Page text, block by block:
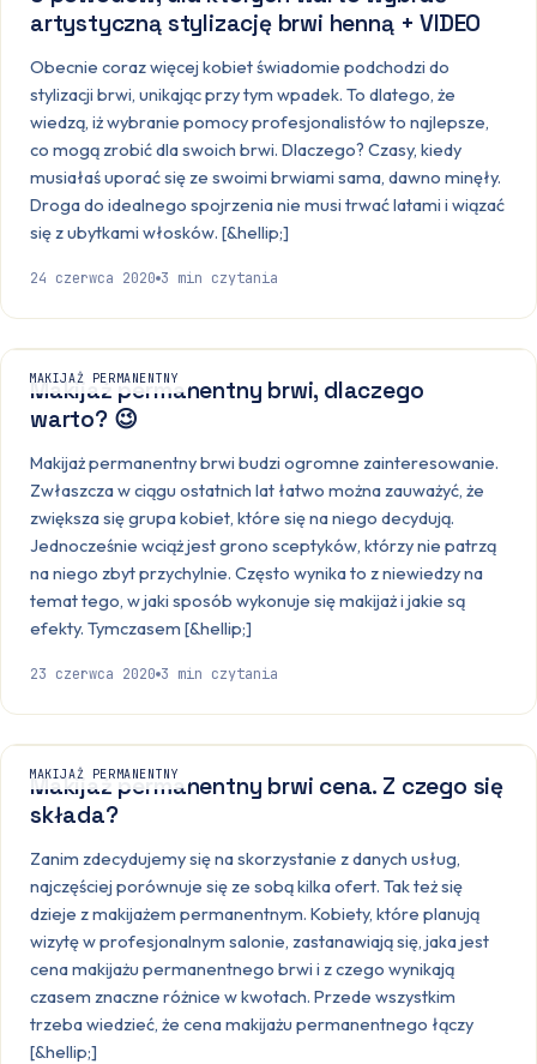
artystyczną stylizację brwi henną + VIDEO
Obecnie coraz więcej kobiet świadomie podchodzi do
stylizacji brwi, unikając przy tym wpadek. To dlatego, że
wiedzą, iż wybranie pomocy profesjonalistów to najlepsze,
co mogą zrobić dla swoich brwi. Dlaczego? Czasy, kiedy
musiałaś uporać się ze swoimi brwiami sama, dawno minęły.
Droga do idealnego spojrzenia nie musi trwać latami i wiązać
się z ubytkami włosków. [&hellip;]
24 czerwca 2020 3 min czytania
MAKIJAŻ PERMANENTNY
Makijaż permanentny brwi, dlaczego
warto? 😉
Makijaż permanentny brwi budzi ogromne zainteresowanie.
Zwłaszcza w ciągu ostatnich lat łatwo można zauważyć, że
zwiększa się grupa kobiet, które się na niego decydują.
Jednocześnie wciąż jest grono sceptyków, którzy nie patrzą
na niego zbyt przychylnie. Często wynika to z niewiedzy na
temat tego, w jaki sposób wykonuje się makijaż i jakie są
efekty. Tymczasem [&hellip;]
23 czerwca 2020 3 min czytania
MAKIJAŻ PERMANENTNY
Makijaż permanentny brwi cena. Z czego się
składa?
Zanim zdecydujemy się na skorzystanie z danych usług,
najczęściej porównuje się ze sobą kilka ofert. Tak też się
dzieje z makijażem permanentnym. Kobiety, które planują
wizytę w profesjonalnym salonie, zastanawiają się, jaka jest
cena makijażu permanentnego brwi i z czego wynikają
czasem znaczne różnice w kwotach. Przede wszystkim
trzeba wiedzieć, że cena makijażu permanentnego łączy
[&hellip;]